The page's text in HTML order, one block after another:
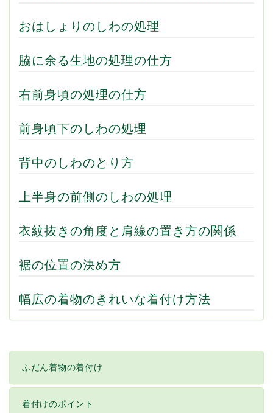
おはしょりのしわの処理
脇に余る生地の処理の仕方
右前身頃の処理の仕方
前身頃下のしわの処理
背中のしわのとり方
上半身の前側のしわの処理
衣紋抜きの角度と肩線の置き方の関係
裾の位置の決め方
幅広の着物のきれいな着付け方法
ふだん着物の着付け
着付けのポイント